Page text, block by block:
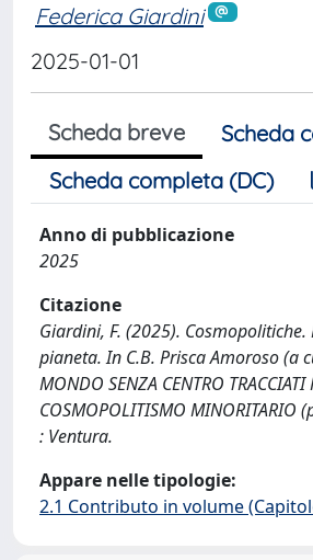
Federica Giardini
2025-01-01
Scheda breve
Scheda
Scheda completa (DC)
Anno di pubblicazione
2025
Citazione
Giardini, F. (2025).
pianeta. In C.B. Prisca Amoroso (a
MONDO SENZA CENTRO TRACCIATI
COSMOPOLITISMO MINORITARIO
: Ventura.
Appare nelle tipologie:
2.1 Contributo in volume